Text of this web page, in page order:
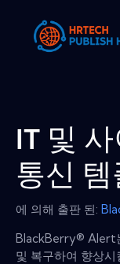
IT 및
통신 템
에 의해 출판 된:
BlackBerry® Alert
및 복구하여 향상